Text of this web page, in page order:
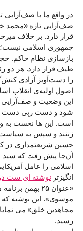
در واقع ما با صف‌آرایی
صف‌آرایی تازه «محمد
قرار دارد. بر خلاف
جمهوری اسلامی
بازسازی نظام حاکم.
طیف قرار دارد. هر دو
را دست‌آویز آزادی
اصول اولیه‌ی انقلاب
این وضعیت و صف‌آرایی‌
شود و دست رپی دست
است. این ها نخست به
زننند و سپس به
حسین شریعتمداری در
آن‌جا پیش رفت که سید
اسلامی را عامل
انگیزتر نوشته ای ست
«عنوان ۲۵
موسوی». این نوشته
رسید.